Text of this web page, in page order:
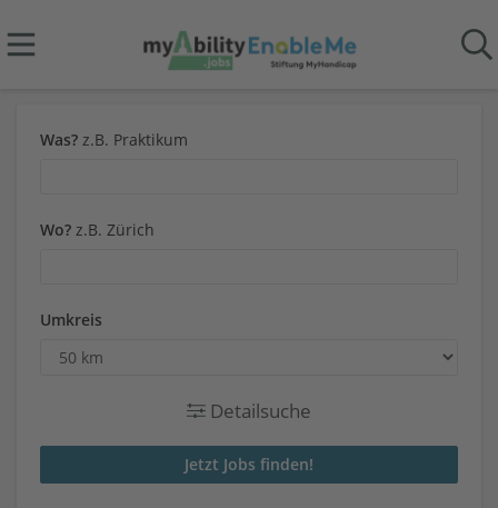
Was? z.B. Praktikum
Wo? z.B. Zürich
Umkreis
Detailsuche